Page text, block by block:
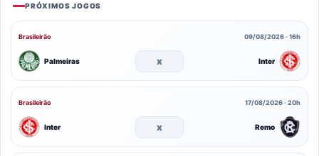
PRÓXIMOS JOGOS
Brasileirão 09/08/2026 · 16h
Palmeiras x Inter
Brasileirão 17/08/2026 · 20h
Inter x Remo